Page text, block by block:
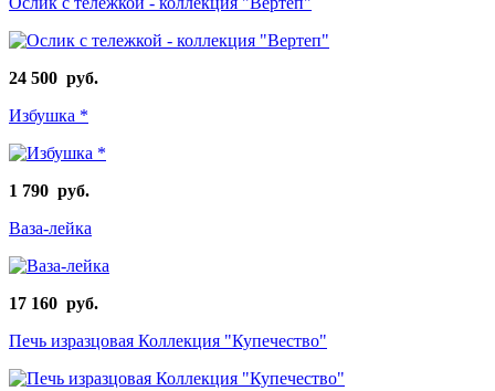
24 500 руб.
Избушка *
1 790 руб.
Ваза-лейка
17 160 руб.
Печь изразцовая Коллекция "Купечество"